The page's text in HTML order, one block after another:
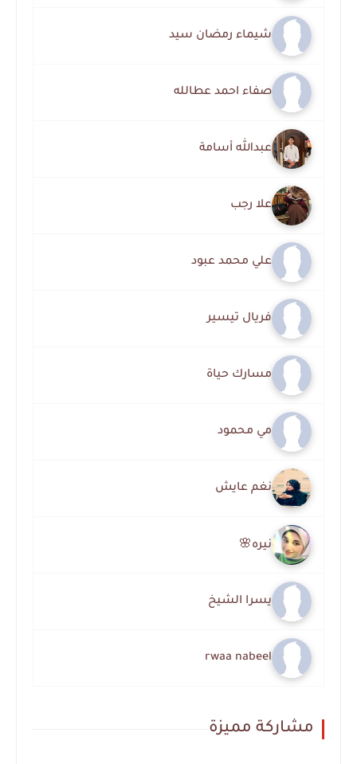
شيماء رمضان سيد
صفاء احمد عطالله
عبدالله أسامة
علا رجب
علي محمد عبود
فريال تيسير
مسارك حياة
مي محمود
نغم عايش
نيره🌸
يسرا الشيخ
rwaa nabeel
مشاركة مميزة